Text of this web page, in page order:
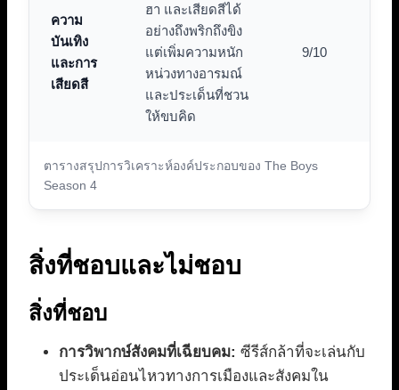
ตารางสรุปการวิเคราะห์องค์ประกอบของ The Boys
Season 4
ความ
บันเทิง
และการ
เสียดสี
ฮา และเสียดสีได้
อย่างถึงพริกถึงขิง
แต่เพิ่มความหนัก
หน่วงทางอารมณ์
และประเด็นที่ชวน
ให้ขบคิด
9/10
สิ่งที่ชอบและไม่ชอบ
สิ่งที่ชอบ
การวิพากษ์สังคมที่เฉียบคม: ซีรีส์กล้าที่จะเล่นกับ
ประเด็นอ่อนไหวทางการเมืองและสังคมใน